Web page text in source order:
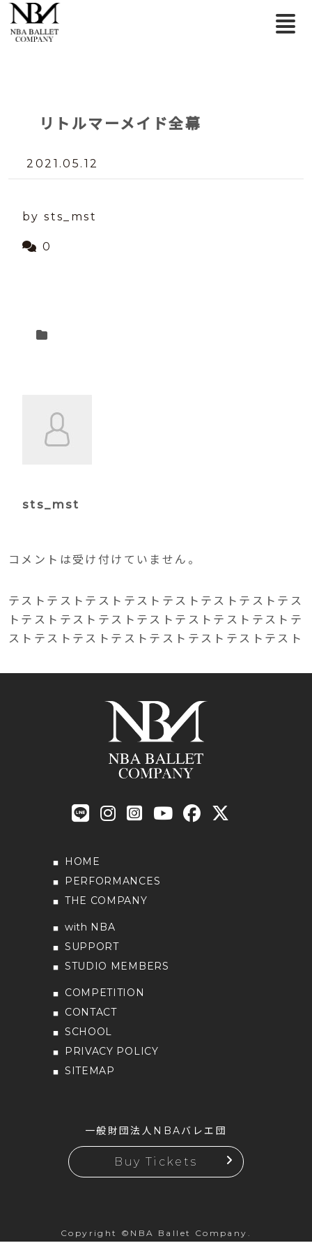
リトルマーメイド全幕
2021.05.12
by sts_mst
0
sts_mst
コメントは受け付けていません。
テストテストテストテストテストテストテストテス
トテストテストテストテストテストテストテストテ
ストテストテストテストテストテストテストテスト
HOME
PERFORMANCES
THE COMPANY
with NBA
SUPPORT
STUDIO MEMBERS
COMPETITION
CONTACT
SCHOOL
PRIVACY POLICY
SITEMAP
一般財団法人NBAバレエ団
Buy Tickets
Copyright ©NBA Ballet Company.